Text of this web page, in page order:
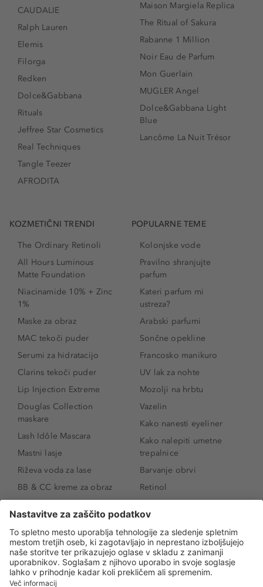
CAUDALIE
Ralph Lauren
Elemis
Filorga
Redken
Dolce&Gabbana
Rituals
Jeffree Star Cosmetics
Real Techniques
Tangle Teezer
AFRODITA
Maison Margiela Replica
The Ritual of Sakura
Rabanne 1 Million
Noir Eau de Parfum
Mon Guerlain
MUGLER Angel
Dolce&Gabbana Light
Blue
Lancôme La Nuit Trésor
KOZMETIČNI TRENDI
The Ordinary Retinoli
All Hours Luminous
Matte Foundation
Niacinamide 10% + Zinc
1%
Maske za obraz
MAC tekoči puder
Serumi za hidratacijo
Clarins tekoči puder
Lip Injection Extreme
Douglas Collection
maskare
Lash Idôle Mascara
Mastni lasje
Riževa voda za lase
BB & CC kreme za obraz
SPF 30
Senčila za oči
Tekoči puder
Ličenje povešenih vek
POPULARNE TEME
Kolonjske vode
Pravilno shranjujte
parfum
Kateri parfum mi
ustreza?
Arabski parfumi
Sončne opekline
Francosko manikuro
UV lak za nohte
Mozolji na hrbtu
Vazelin
Kako nanesti eyeliner
Kako nalepiti umetne
trepalnice
Barvanje obrvi
Retinol
Niacinamid
Rozacea
Salicilna kislina